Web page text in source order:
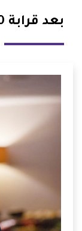
بعد قرابة 10 أشهر من الاحتجاز في تركيا